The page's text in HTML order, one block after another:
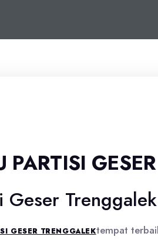
Geser Trenggalek
GESER TRENGGALEKtempat